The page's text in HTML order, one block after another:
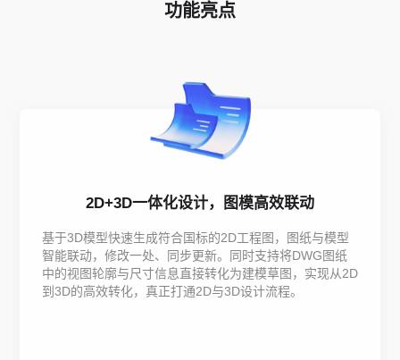
功能亮点
2D+3D一体化设计，图模高效联动
基于3D模型快速生成符合国标的2D工程图，图纸与模型
智能联动，修改一处、同步更新。同时支持将DWG图纸
中的视图轮廓与尺寸信息直接转化为建模草图，实现从2D
到3D的高效转化，真正打通2D与3D设计流程。